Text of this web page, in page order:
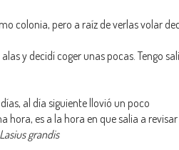
colonia, pero a raíz de verlas volar
y decidí coger unas pocas. Tengo
al día siguiente llovió un poco
hora, es a la hora en que salia a
Lasius grandis